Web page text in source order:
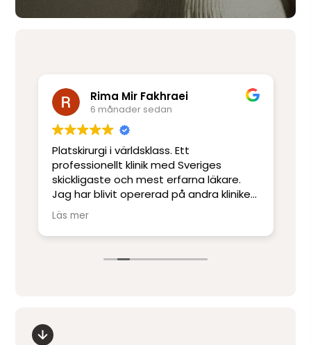
med Sveriges
erfarna läkare.
på andra kliniker
skicklighet och
Modern verksamhet där allt
utom personalen, de är
otroligt rutinerade och
receptionen, undersköterskor,
smärtlindringen har de